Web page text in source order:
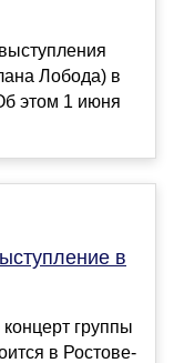
Лобода) в
этом 1 июня
в
группы
в Ростове-